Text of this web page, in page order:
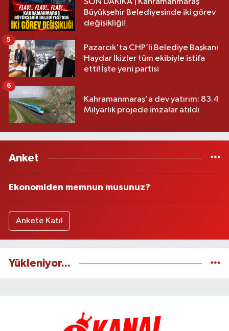
SON DAKİKA | Kahramanmaraş
Büyükşehir Belediyesinde iki görev
değişikliği!
Pazarcık'ta CHP’li Belediye Başkanı
Haydar İkizler tüm ekibiyle istifa
etti! İşte yeni partisi
5
Kahramanmaraş'a dev yatırım: 83.4
Milyarlık projede imzalar atıldı
6
Anket
Ekonomiden memnun musunuz?
Ankete Katıl
Yükleniyor...